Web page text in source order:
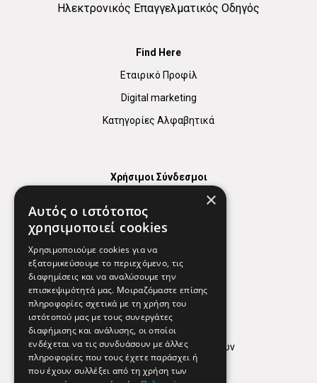
Ηλεκτρονικός Επαγγελματικός Οδηγός
Find Here
Εταιρικό Προφίλ
Digital marketing
Κατηγορίες Αλφαβητικά
Χρήσιμοι Σύνδεσμοι
Χρήσιμα Τηλέφωνα
Εφημερεύοντα Φαρμακεία
Απόρρητο
Όροι Χρήσης
Πολιτική προστασίας δεδομένων
Findhere
×
Αυτός ο ιστότοπος
χρησιμοποιεί cookies
Χρησιμοποιούμε cookies για να
εξατομικεύσουμε το περιεχόμενο, τις
διαφημίσεις και να αναλύσουμε την
επισκεψιμότητά μας. Μοιραζόμαστε επίσης
πληροφορίες σχετικά με τη χρήση του
ιστότοπού μας με τους συνεργάτες
διαφήμισης και ανάλυσης, οι οποίοι
ενδέχεται να τις συνδυάσουν με άλλες
πληροφορίες που τους έχετε παράσχει ή
που έχουν συλλέξει από τη χρήση των